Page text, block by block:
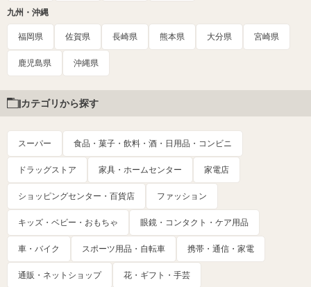
九州・沖縄
福岡県 佐賀県 長崎県 熊本県 大分県 宮崎県
鹿児島県 沖縄県
カテゴリから探す
スーパー 食品・菓子・飲料・酒・日用品・コンビニ
ドラッグストア 家具・ホームセンター 家電店
ショッピングセンター・百貨店 ファッション
キッズ・ベビー・おもちゃ 眼鏡・コンタクト・ケア用品
車・バイク スポーツ用品・自転車 携帯・通信・家電
通販・ネットショップ 花・ギフト・手芸